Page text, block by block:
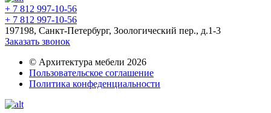
+ 7 812 997-10-56
+ 7 812 997-10-56
197198, Санкт-Петербург, Зоологический пер., д.1-3
Заказать звонок
© Архитектура мебели 2026
Пользовательское соглашение
Политика конфеденциальности